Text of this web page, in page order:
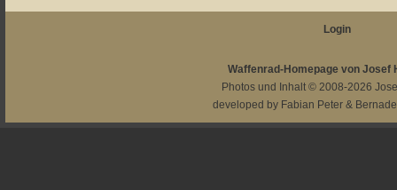
Login
Waffenrad-Homepage von Josef
Photos und Inhalt © 2008-2026
developed by Fabian Peter &